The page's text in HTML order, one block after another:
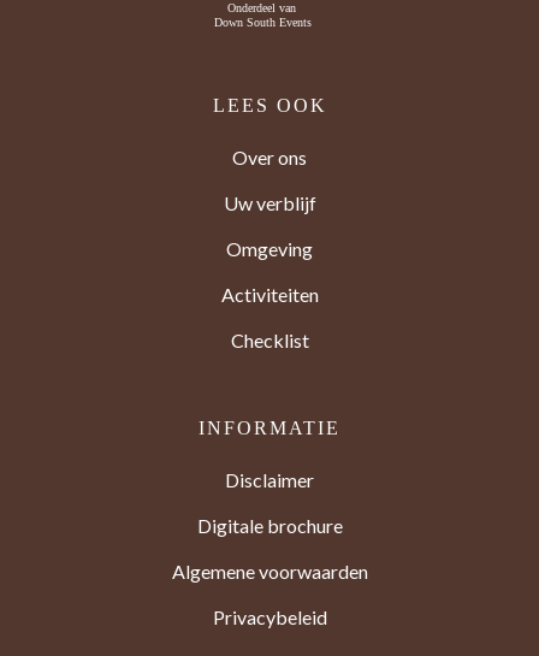
LEES OOK
Over ons
Uw verblijf
Omgeving
Activiteiten
Checklist
INFORMATIE
Disclaimer
Digitale brochure
Algemene voorwaarden
Privacybeleid